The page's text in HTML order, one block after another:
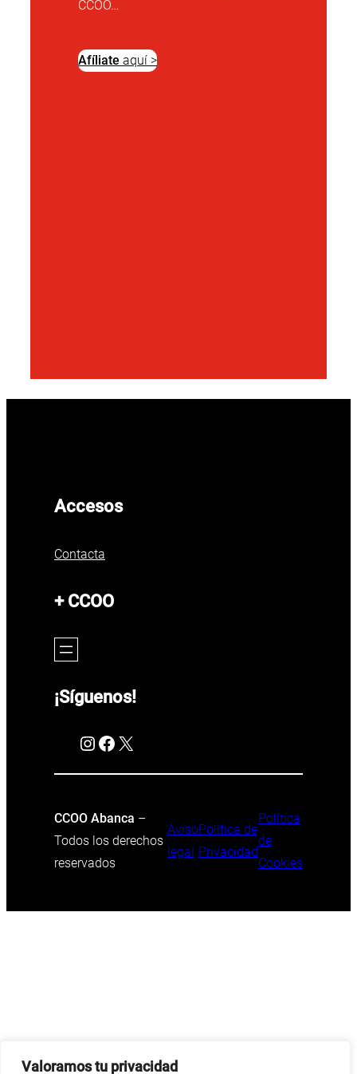
Valoramos tu privacidad
CCOO…
Afíliate aquí >
Accesos
Contacta
+ CCOO
¡Síguenos!
Instagram Facebook X
CCOO Abanca –
Todos los derechos
reservados
Aviso
legal
Política de
Privacidad
Política
de
Cookies